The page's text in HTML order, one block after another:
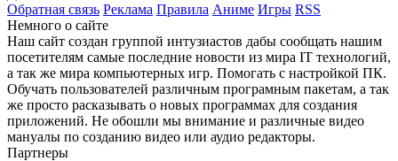
Обратная связь Реклама Правила Аниме Игры RSS
Немного о сайте
Наш сайт создан группой интузиастов дабы сообщать нашим
посетителям самые последние новости из мира IT технологий,
а так же мира компьютерных игр. Помогать с настройкой ПК.
Обучать пользователей различным програмным пакетам, а так
же просто расказывать о новых программах для создания
приложений. Не обошли мы внимание и различные видео
мануалы по созданию видео или аудио редакторы.
Партнеры